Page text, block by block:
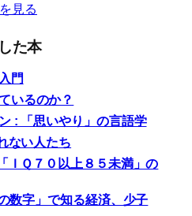
見る
た本
門
いるのか？
: 「思いやり」の言語学
ない人たち
ＩＱ７０以上８５未満」の
数字」で知る経済、少子